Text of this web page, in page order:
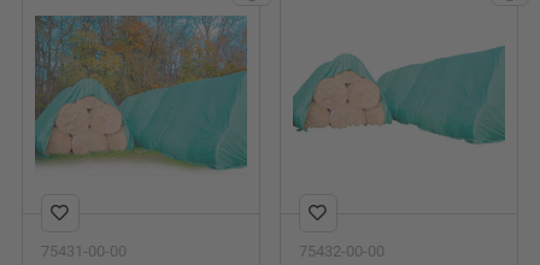
75431-00-00 75432-00-00